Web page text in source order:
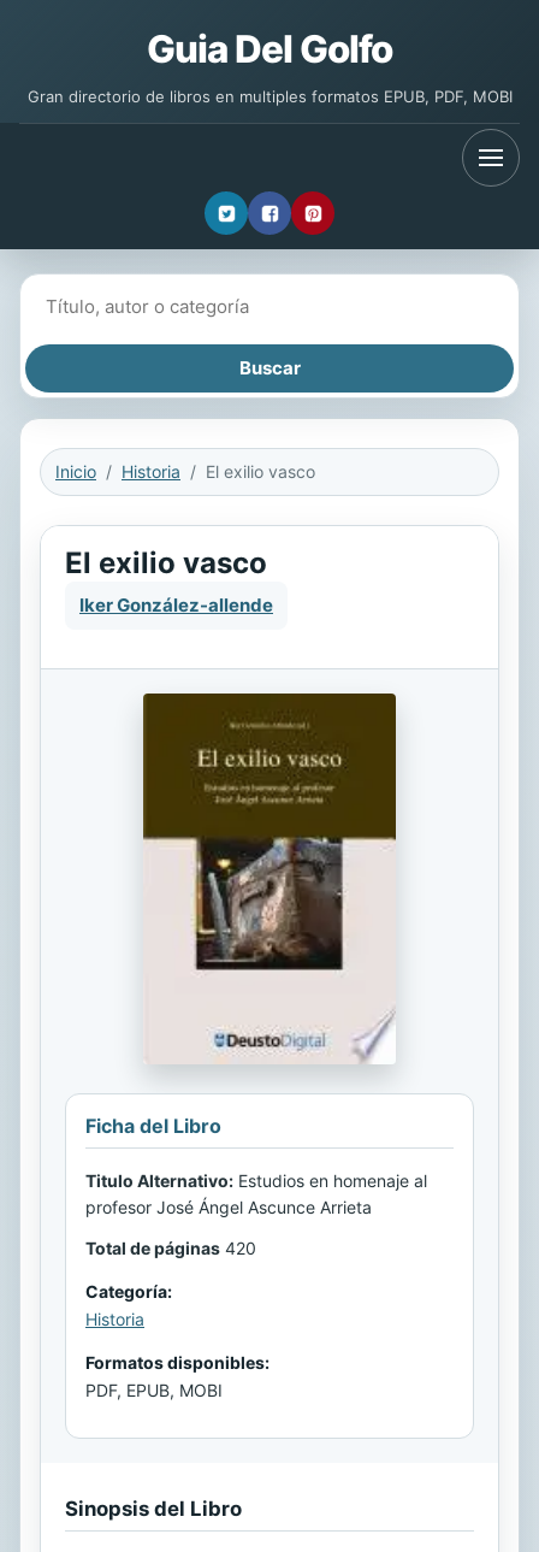
Guia Del Golfo
Gran directorio de libros en multiples formatos EPUB, PDF, MOBI
Inicio Historia El exilio vasco
El exilio vasco
Iker González-allende
Ficha del Libro
Titulo Alternativo: Estudios en homenaje al
profesor José Ángel Ascunce Arrieta
Total de páginas 420
Categoría:
Historia
Formatos disponibles:
PDF, EPUB, MOBI
Sinopsis del Libro